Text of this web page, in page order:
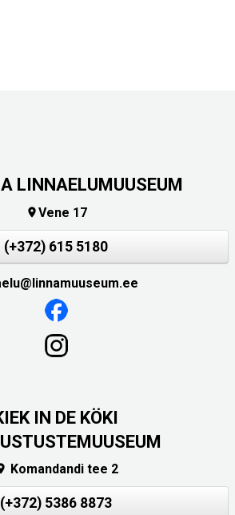
LINNAELUMUUSEUM
Vene 17
(+372) 615 5180
IN DE KÖKI
Komandandi tee 2
(+372) 5386 8873